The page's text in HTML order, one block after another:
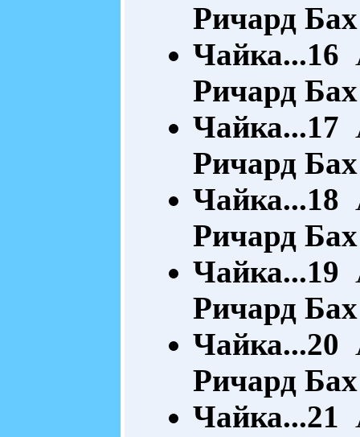
Ричард Бах
Чайка...16
Ричард Бах
Чайка...17
Ричард Бах
Чайка...18
Ричард Бах
Чайка...19
Ричард Бах
Чайка...20
Ричард Бах
Чайка...21